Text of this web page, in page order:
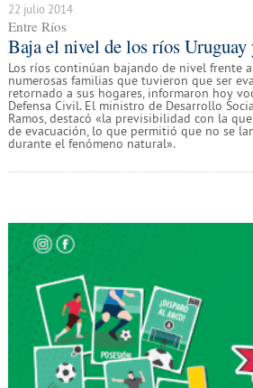
22 julio 2014
Entre Ríos
Baja el nivel de los ríos Uruguay
Los ríos continúan bajando de nivel frente
numerosas familias que tuvieron que ser
retornado a sus hogares, informaron hoy
Defensa Civil. El ministro de Desarrollo
Ramos, destacó «la previsibilidad con la
de evacuación, lo que permitió que no se
durante el fenómeno natural».